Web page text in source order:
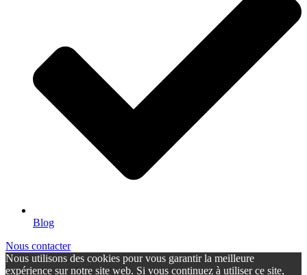
Blog
Nous contacter
Nous utilisons des cookies pour vous garantir la meilleure
expérience sur notre site web. Si vous continuez à utiliser ce site,